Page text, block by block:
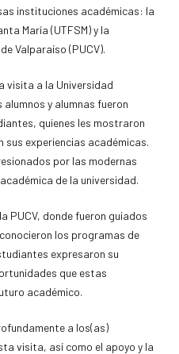
instituciones académicas: la
María (UTFSM) y la
Valparaíso (PUCV).
visita a la Universidad
y alumnas fueron
quienes les mostraron
experiencias académicas.
por las modernas
de la universidad.
PUCV, donde fueron guiados
los programas de
expresaron su
que estas
académico.
a los(as)
visita, así como el apoyo y la